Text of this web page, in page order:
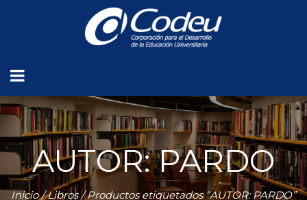
AUTOR: PARDO
Inicio/Libros/ Productos etiquetados “AUTOR: PARDO”